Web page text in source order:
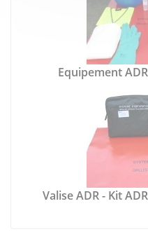
Equipement
Valise ADR - Kit